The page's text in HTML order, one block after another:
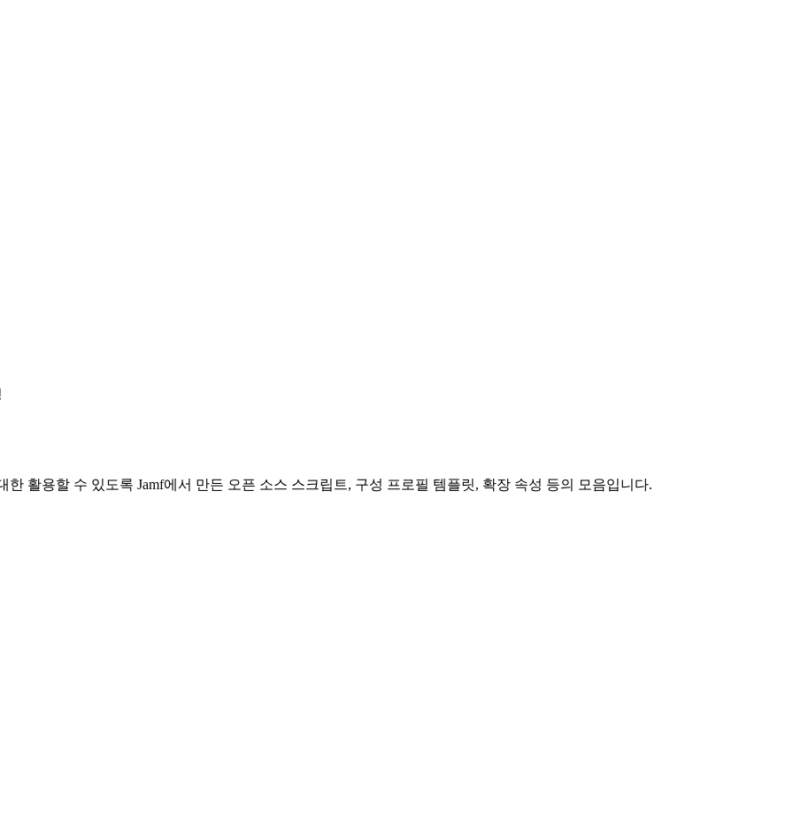
한 활용할 수 있도록 Jamf에서 만든 오픈 소스 스크립트, 구성 프로필 템플릿, 확장 속성 등의 모음입니다.